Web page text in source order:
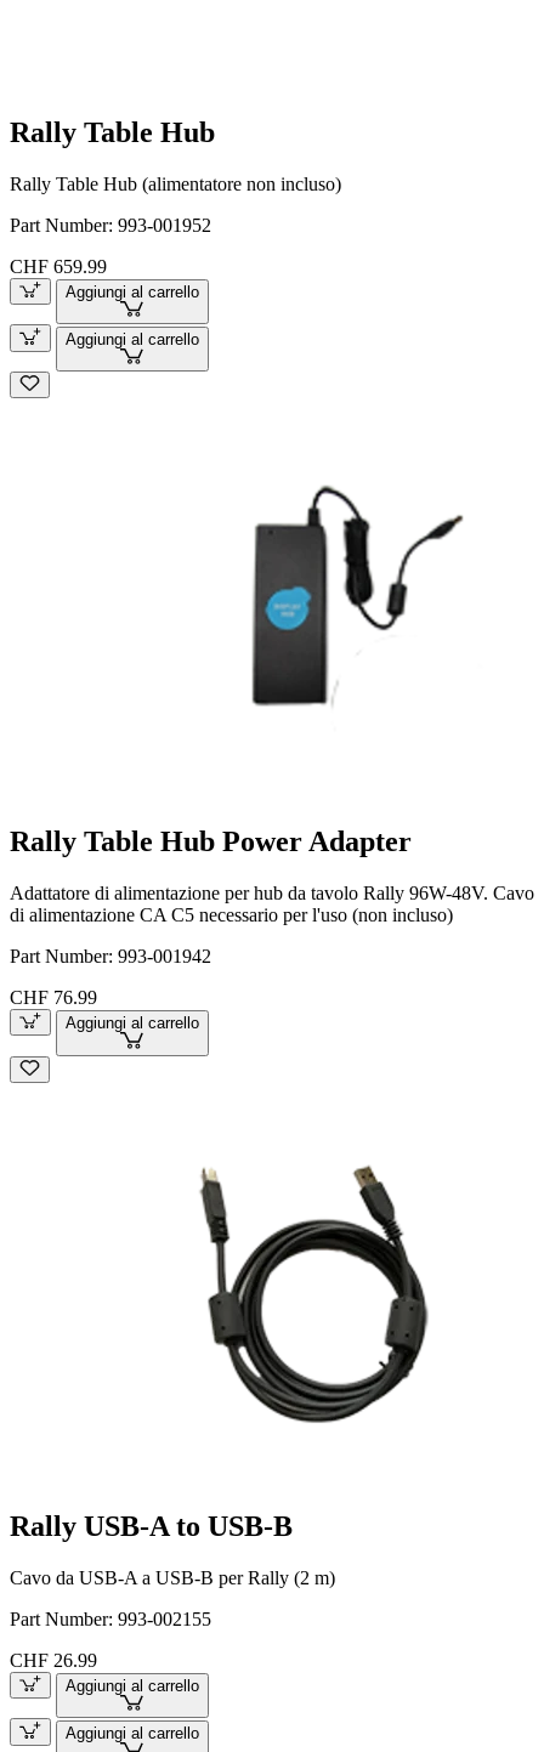
Rally Table Hub
Rally Table Hub (alimentatore non incluso)
Part Number: 993-001952
CHF 659.99
Aggiungi al carrello
Aggiungi al carrello
Rally Table Hub Power Adapter
Adattatore di alimentazione per hub da tavolo Rally 96W-48V. Cavo
di alimentazione CA C5 necessario per l'uso (non incluso)
Part Number: 993-001942
CHF 76.99
Aggiungi al carrello
Rally USB-A to USB-B
Cavo da USB-A a USB-B per Rally (2 m)
Part Number: 993-002155
CHF 26.99
Aggiungi al carrello
Aggiungi al carrello